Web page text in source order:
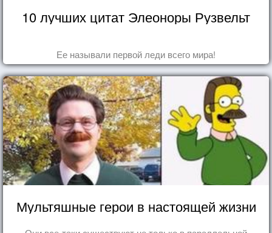
10 лучших цитат Элеоноры Рузвельт
Ее называли первой леди всего мира!
Мультяшные герои в настоящей жизни